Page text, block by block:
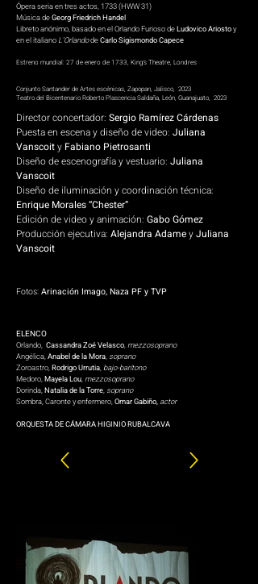
Ópera seria en tres actos, 1733 (HWW 31)
Música deGeorg Friedrich Handel
Libreto anónimo, basado en el Orlando Furioso deLudovico Arios­toy
en el italiano L’OrlandodeCarlo Sigismondo Capece
Estreno mundial: 27 de enero de 1733, King’s Theatre, Londres
Conjunto Santander de Artes escénicas, Zapopan, Jalisco, 2023
Teatro del Bicentenario Roberto Plascencia Saldaña, León, Guanajuato, 2023
Director concertador: Sergio Ramírez Cárdenas
Puesta en escena y diseño de video: Juliana
Vanscoity Fabiano Pietrosanti
Diseño de escenografía y vestuario: Juliana
Vanscoit
Diseño de iluminación y coordinación técnica:
Enrique Morales “Chester”
Edición de video y animación: Gabo Gómez
Producción ejecutiva: Alejandra AdameyJuliana
Vanscoit
Fotos: Arinación Imago, Naza PF y TVP
ELENCO
Orlando, Cassandra Zoé Velasco,mezzosoprano
Angélica,Anabel de la Mora, soprano
Zoroastro,Rodrigo Urrutia,bajo-barítono
Medoro,Mayela Lou,mezzosoprano
Dorinda,Natalia de la Torre, soprano
Sombra, Caronte y enfermero,Omar Gabiño,actor
ORQUESTA DE CÁMARA HIGINIO RUBALCAVA